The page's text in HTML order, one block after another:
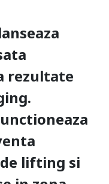
rezultate
lifting si